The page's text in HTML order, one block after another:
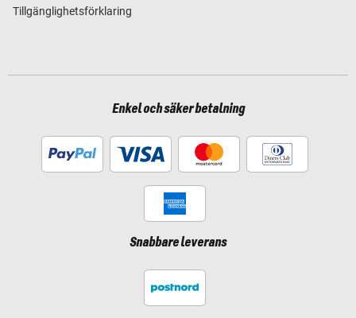
Tillgänglighetsförklaring
Enkel och säker betalning
Snabbare leverans